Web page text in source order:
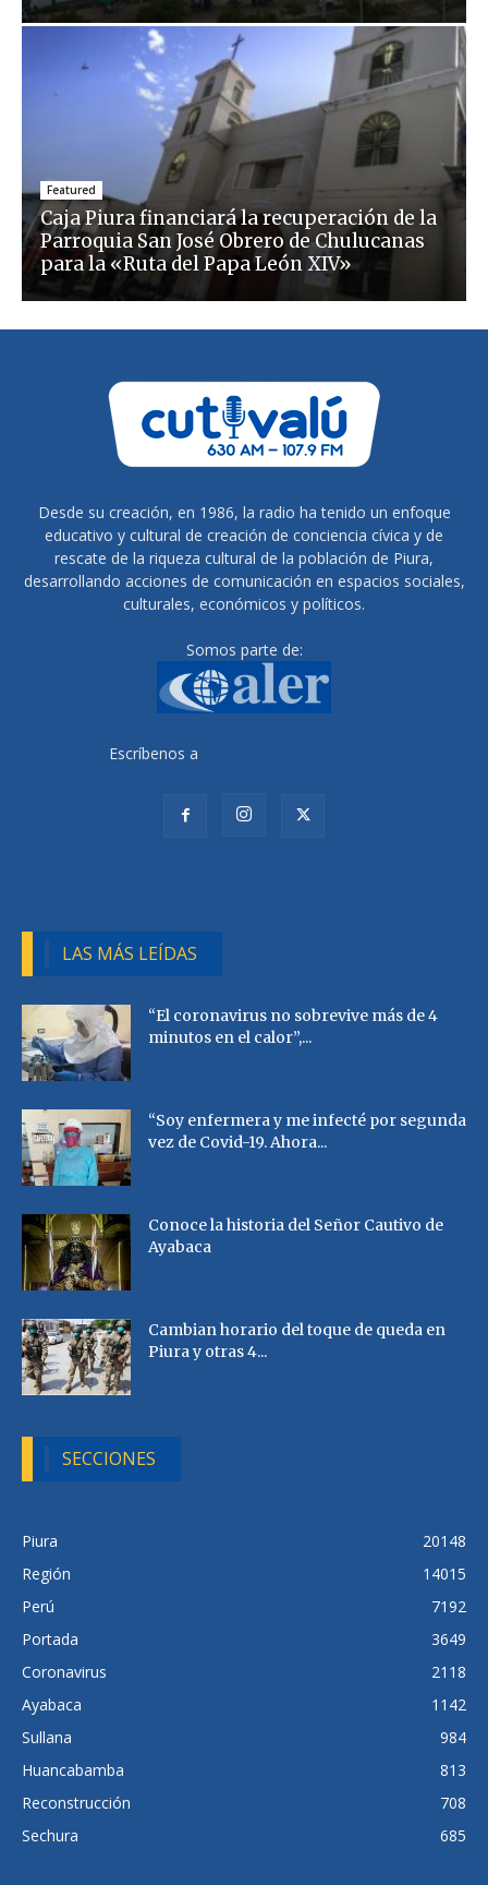
Featured
Caja Piura financiará la recuperación de la
Parroquia San José Obrero de Chulucanas
para la «Ruta del Papa León XIV»
Desde su creación, en 1986, la radio ha tenido un enfoque
educativo y cultural de creación de conciencia cívica y de
rescate de la riqueza cultural de la población de Piura,
desarrollando acciones de comunicación en espacios sociales,
culturales, económicos y políticos.
Somos parte de:
Escríbenos a
LAS MÁS LEÍDAS
“El coronavirus no sobrevive más de 4
minutos en el calor”,...
“Soy enfermera y me infecté por segunda
vez de Covid-19. Ahora...
Conoce la historia del Señor Cautivo de
Ayabaca
Cambian horario del toque de queda en
Piura y otras 4...
SECCIONES
Piura
20148
Región
14015
Perú
7192
Portada
3649
Coronavirus
2118
Ayabaca
1142
Sullana
984
Huancabamba
813
Reconstrucción
708
Sechura
685